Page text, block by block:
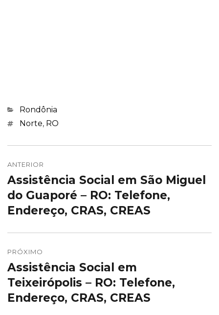
Categorias
Rondônia
Marcações
Norte, RO
de
Post
ANTERIOR
Post
anterior:
Assistência Social em São Miguel
do Guaporé – RO: Telefone,
Endereço, CRAS, CREAS
PRÓXIMO
Próximo
post:
Assistência Social em
Teixeirópolis – RO: Telefone,
Endereço, CRAS, CREAS